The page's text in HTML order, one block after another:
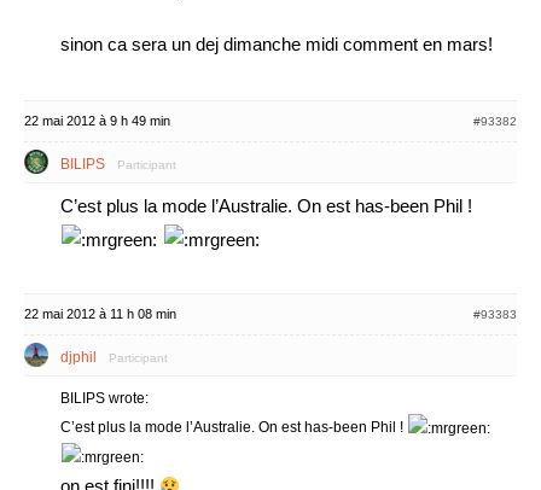
sinon ca sera un dej dimanche midi comment en mars!
22 mai 2012 à 9 h 49 min #93382
BILIPS Participant
C’est plus la mode l’Australie. On est has-been Phil !
22 mai 2012 à 11 h 08 min #93383
djphil Participant
BILIPS wrote:
C’est plus la mode l’Australie. On est has-been Phil !
on est fini!!!!